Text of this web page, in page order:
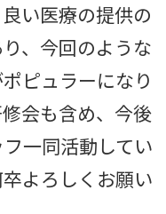
い医療の提供の
、今回のような
ピュラーになり
会も含め、今後
一同活動してい
よろしくお願い